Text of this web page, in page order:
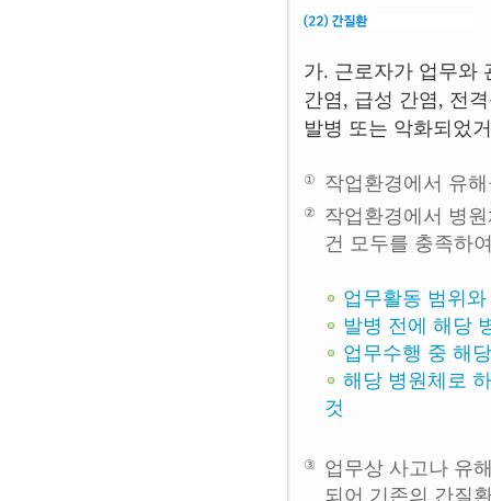
가. 근로자가 업무와
간염, 급성 간염, 전
발병 또는 악화되었
① 작업환경에서 유
②
작업환경에서 병
건 모두를 충족하
업무활동 범위
발병 전에 해당
업무수행 중 해
해당 병원체로
것
③
업무상 사고나 유
되어 기존의 간질